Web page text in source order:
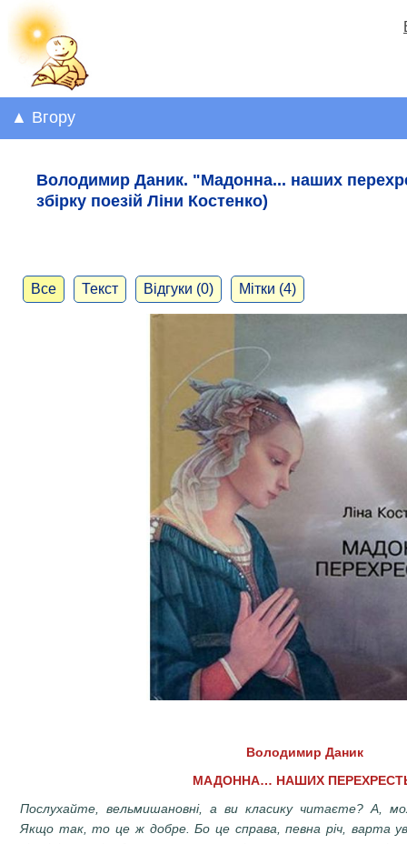
▲ Вгору
Володимир Даник. "Мадонна... наших
збірку поезій Ліни Костенко)
Все Текст Відгуки (0) Мітки (4)
Володимир Даник
МАДОННА… НАШИХ
Послухайте, вельмишановні, а ви класику читаєте? А,
Якщо так, то це ж добре. Бо це справа, певна річ, варта